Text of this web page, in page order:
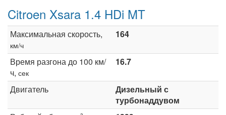
Citroen Xsara 1.4 HDi MT
Максимальная скорость,
км/ч
164
Время разгона до 100 км/
ч, сек
16.7
Двигатель
Дизельный с
турбонаддувом